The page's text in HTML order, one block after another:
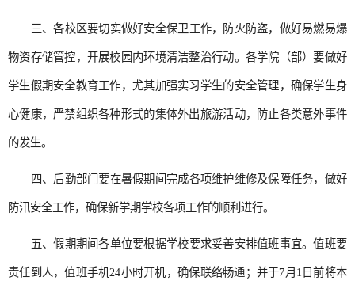
三、各校区要切实做好安全保卫工作，防火防盗，做好易燃易爆
物资存储管控，开展校园内环境清洁整治行动。各学院（部）要做好
学生假期安全教育工作，尤其加强实习学生的安全管理，确保学生身
心健康，严禁组织各种形式的集体外出旅游活动，防止各类意外事件
的发生。
四、后勤部门要在暑假期间完成各项维护维修及保障任务，做好
防汛安全工作，确保新学期学校各项工作的顺利进行。
五、假期期间各单位要根据学校要求妥善安排值班事宜。值班要
责任到人，值班手机24小时开机，确保联络畅通；并于7月1日前将本